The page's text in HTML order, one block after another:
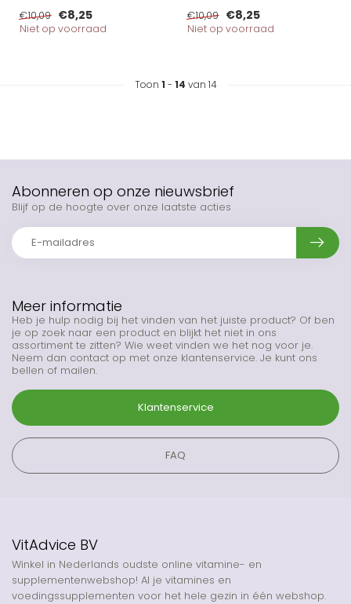
€10,09 €8,25
Niet op voorraad
€10,09 €8,25
Niet op voorraad
Toon 1 - 14 van 14
Meer informatie
Heb je hulp nodig bij het vinden van het juiste product? Of ben
je op zoek naar een product en blijkt het niet in ons
assortiment te zitten? Wie weet vinden we het nog voor je.
Neem dan contact op met onze klantenservice. Je kunt ons
bellen of mailen.
Klantenservice
FAQ
Abonneren op onze nieuwsbrief
Blijf op de hoogte over onze laatste acties
VitAdvice BV
Winkel in Nederlands oudste online vitamine- en
supplementenwebshop! Al je vitamines en
voedingssupplementen voor het hele gezin in één webshop.